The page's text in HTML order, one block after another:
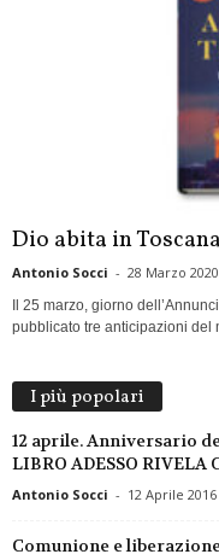
Dio abita in Toscana
Antonio Socci - 28 Marzo 2020
Il 25 marzo, giorno
pubblicato tre anticipazioni del
I più popolari
12 aprile. Anniversario
LIBRO ADESSO RIVELA
Antonio Socci - 12 Aprile 2016
Comunione e